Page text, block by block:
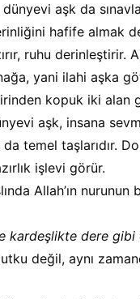
aşk da
hafife almak
ruhu derinleştirir.
yani ilahi aşka
kopuk iki alan
aşk, insana
temel taşlarıdır.
işlevi görür.
Allah’ın nurunun
kardeşlikte dere gibi
değil, aynı